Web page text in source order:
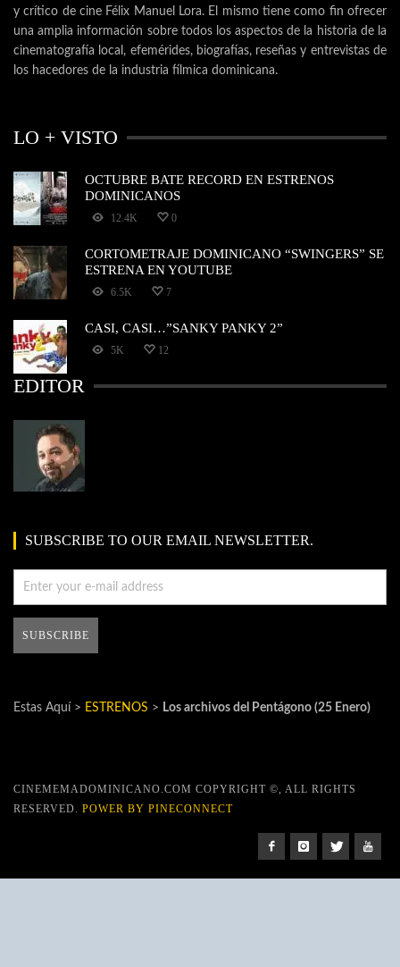
y crítico de cine Félix Manuel Lora. El mismo tiene como fin ofrecer
una amplia información sobre todos los aspectos de la historia de la
cinematografía local, efemérides, biografías, reseñas y entrevistas de
los hacedores de la industria fílmica dominicana.
LO + VISTO
OCTUBRE BATE RECORD EN ESTRENOS
DOMINICANOS
12.4K 0
CORTOMETRAJE DOMINICANO “SWINGERS” SE
ESTRENA EN YOUTUBE
6.5K 7
CASI, CASI…”SANKY PANKY 2”
5K 12
EDITOR
SUBSCRIBE TO OUR EMAIL NEWSLETTER.
Estas Aquí > ESTRENOS > Los archivos del Pentágono (25 Enero)
CINEMEMADOMINICANO.COM COPYRIGHT ©, ALL RIGHTS
RESERVED. POWER BY PINECONNECT